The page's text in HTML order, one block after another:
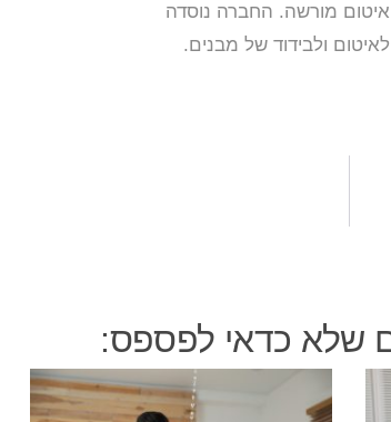
מורשה. החברה נוסדה
שלא כדאי לפספס: